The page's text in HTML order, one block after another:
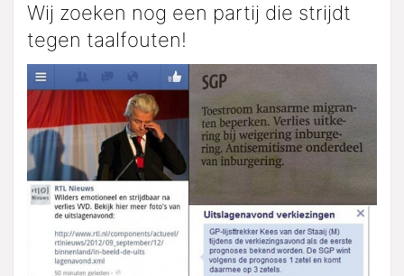
Wij zoeken nog een partij die strijdt
tegen taalfouten!